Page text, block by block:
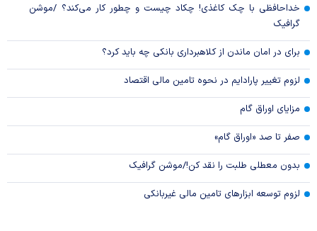
خداحافظی با چک کاغذی! چکاد چیست و چطور کار می‌کند؟ /موشن
گرافیک
برای در امان ماندن از کلاهبرداری بانکی چه باید کرد؟
لزوم تغییر پارادایم در نحوه تامین مالی اقتصاد
مزایای اوراق گام
صفر تا صد «اوراق گام»
بدون معطلی طلبت را نقد کن!/موشن گرافیک
لزوم توسعه ابزارهای تامین مالی غیربانکی